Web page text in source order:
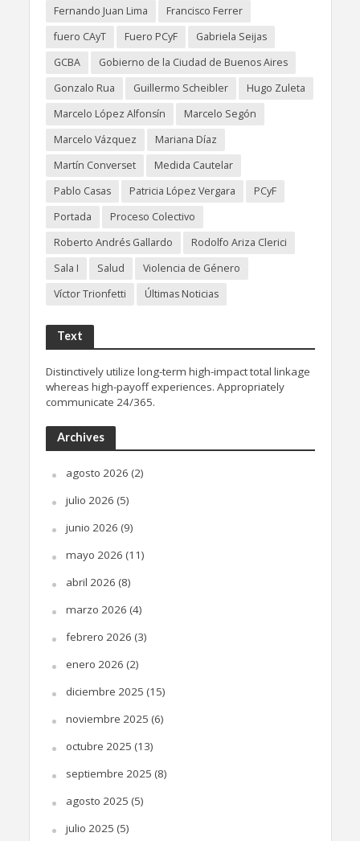
Fernando Juan Lima
Francisco Ferrer
fuero CAyT
Fuero PCyF
Gabriela Seijas
GCBA
Gobierno de la Ciudad de Buenos Aires
Gonzalo Rua
Guillermo Scheibler
Hugo Zuleta
Marcelo López Alfonsín
Marcelo Segón
Marcelo Vázquez
Mariana Díaz
Martín Converset
Medida Cautelar
Pablo Casas
Patricia López Vergara
PCyF
Portada
Proceso Colectivo
Roberto Andrés Gallardo
Rodolfo Ariza Clerici
Sala I
Salud
Violencia de Género
Víctor Trionfetti
Últimas Noticias
Text
Distinctively utilize long-term high-impact total linkage
whereas high-payoff experiences. Appropriately
communicate 24/365.
Archives
agosto 2026 (2)
julio 2026 (5)
junio 2026 (9)
mayo 2026 (11)
abril 2026 (8)
marzo 2026 (4)
febrero 2026 (3)
enero 2026 (2)
diciembre 2025 (15)
noviembre 2025 (6)
octubre 2025 (13)
septiembre 2025 (8)
agosto 2025 (5)
julio 2025 (5)